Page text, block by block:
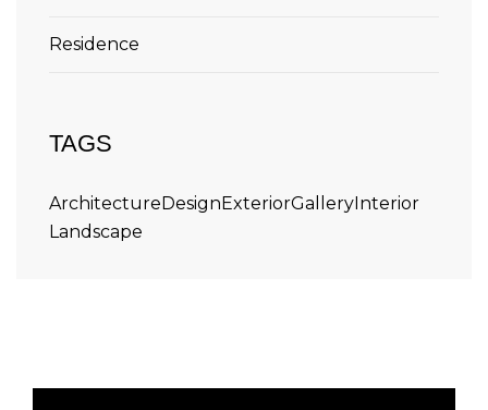
Residence
TAGS
ArchitectureDesignExteriorGalleryInterior
Landscape